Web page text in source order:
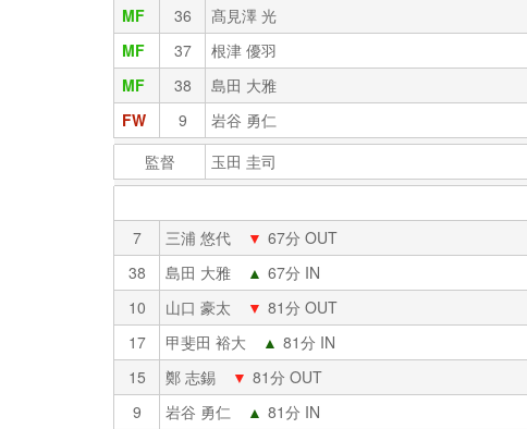
MF
36 髙見澤 光
MF
37 根津 優羽
MF
38 島田 大雅
FW
9 岩谷 勇仁
監督
玉田 圭司
7
三浦 悠代 ▼ 67分 OUT
38
島田 大雅 ▲ 67分 IN
10
山口 豪太 ▼ 81分 OUT
17
甲斐田 裕大 ▲ 81分 IN
15
鄭 志錫 ▼ 81分 OUT
9
岩谷 勇仁 ▲ 81分 IN